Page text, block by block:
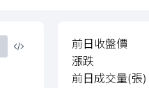
前日收盤價
漲跌
前日成交量(張)